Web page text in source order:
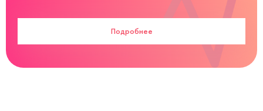
Подробнее